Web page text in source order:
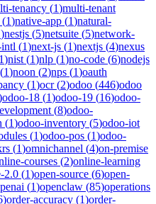
tenancy (1)multi-tenant
(1)native-app (1)natural-
)nestjs (5)netsuite (5)network-
(1)next-js (1)nextjs (4)nexus
1)nist (1)nlp (1)no-code (6)nodejs
(1)noon (2)nps (1)oauth
(1)ocr(2)odoo (446)odoo
odoo-18 (1)odoo-19 (16)odoo-
(8)odoo-
(1)odoo-inventory (5)odoo-iot
(1)odoo-pos (1)odoo-
(1)omnichannel (4)on-premise
courses (2)online-learning
2.0 (1)open-source (6)open-
(1)openclaw (85)operations
)order-accuracy (1)order-